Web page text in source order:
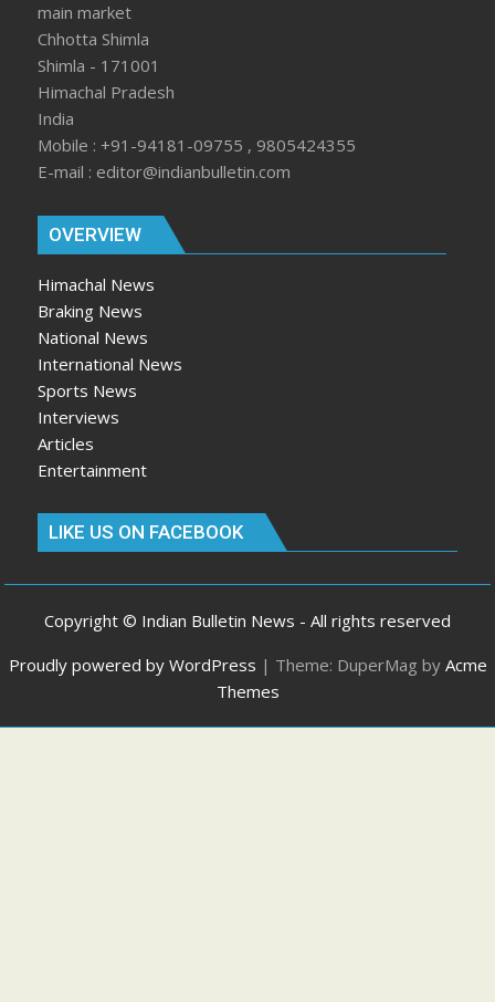
main market
Chhotta Shimla
Shimla - 171001
Himachal Pradesh
India
Mobile : +91-94181-09755 , 9805424355
E-mail : editor@indianbulletin.com
OVERVIEW
Himachal News
Braking News
National News
International News
Sports News
Interviews
Articles
Entertainment
LIKE US ON FACEBOOK
Copyright © Indian Bulletin News - All rights reserved
Proudly powered by WordPress | Theme: DuperMag by Acme
Themes